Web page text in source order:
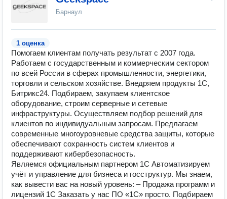
Барнаул
1 оценка
Помогаем клиентам получать результат с 2007 года.
Работаем с государственным и коммерческим сектором
по всей России в сферах промышленности, энергетики,
торговли и сельском хозяйстве. Внедряем продукты 1С,
Битрикс24. Подбираем, закупаем клиентское
оборудование, строим серверные и сетевые
инфраструктуры. Осуществляем подбор решений для
клиентов по индивидуальным запросам. Предлагаем
современные многоуровневые средства защиты, которые
обеспечивают сохранность систем клиентов и
поддерживают кибербезопасность.
Являемся официальным партнером 1С Автоматизируем
учёт и управление для бизнеса и госструктур. Мы знаем,
как вывести вас на новый уровень: – Продажа программ и
лицензий 1С Заказать у нас ПО «1С» просто. Подбираем